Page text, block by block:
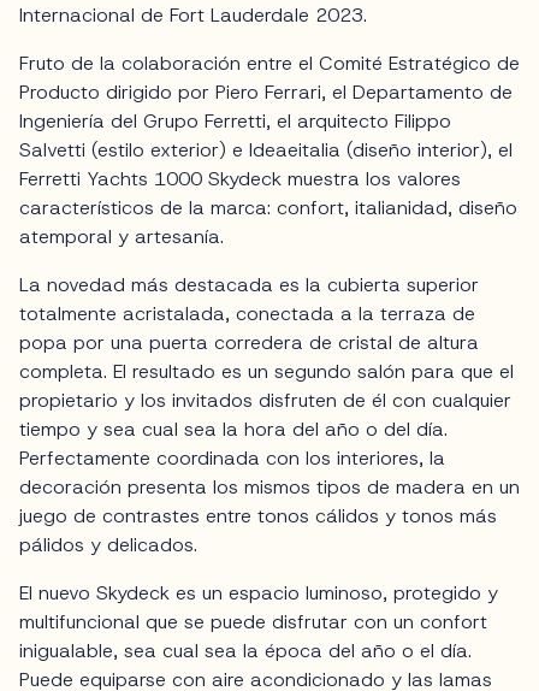
Internacional de Fort Lauderdale 2023.
Fruto de la colaboración entre el Comité Estratégico de
Producto dirigido por Piero Ferrari, el Departamento de
Ingeniería del Grupo Ferretti, el arquitecto Filippo
Salvetti (estilo exterior) e Ideaeitalia (diseño interior), el
Ferretti Yachts 1000 Skydeck muestra los valores
característicos de la marca: confort, italianidad, diseño
atemporal y artesanía.
La novedad más destacada es la cubierta superior
totalmente acristalada, conectada a la terraza de
popa por una puerta corredera de cristal de altura
completa. El resultado es un segundo salón para que el
propietario y los invitados disfruten de él con cualquier
tiempo y sea cual sea la hora del año o del día.
Perfectamente coordinada con los interiores, la
decoración presenta los mismos tipos de madera en un
juego de contrastes entre tonos cálidos y tonos más
pálidos y delicados.
El nuevo Skydeck es un espacio luminoso, protegido y
multifuncional que se puede disfrutar con un confort
inigualable, sea cual sea la época del año o el día.
Puede equiparse con aire acondicionado y las lamas